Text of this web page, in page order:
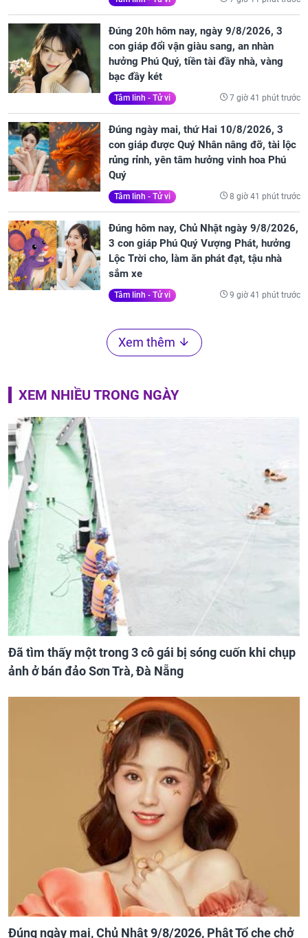
Đúng 20h hôm nay, ngày 9/8/2026, 3
con giáp đổi vận giàu sang, an nhàn
hưởng Phú Quý, tiền tài đầy nhà, vàng
bạc đầy két
Tâm linh - Tử vi 7 giờ 41 phút trước
Đúng ngày mai, thứ Hai 10/8/2026, 3
con giáp được Quý Nhân nâng đỡ, tài lộc
rủng rỉnh, yên tâm hưởng vinh hoa Phú
Quý
Tâm linh - Tử vi 8 giờ 41 phút trước
Đúng hôm nay, Chủ Nhật ngày 9/8/2026,
3 con giáp Phú Quý Vượng Phát, hưởng
Lộc Trời cho, làm ăn phát đạt, tậu nhà
sắm xe
Tâm linh - Tử vi 9 giờ 41 phút trước
Xem thêm
XEM NHIỀU TRONG NGÀY
Đã tìm thấy một trong 3 cô gái bị sóng cuốn khi chụp
ảnh ở bán đảo Sơn Trà, Đà Nẵng
Đúng ngày mai, Chủ Nhật 9/8/2026, Phật Tổ che chở